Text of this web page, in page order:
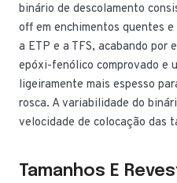
binário de descolamento
off em enchimentos quentes
a ETP e a TFS, acabando por
epóxi-fenólico comprovado e
ligeiramente mais espesso
rosca. A variabilidade do
velocidade de colocação das
Tamanhos E